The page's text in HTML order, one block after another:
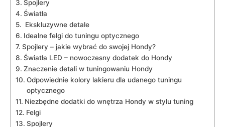
Spojlery
Światła
​ Ekskluzywne detale
Idealne felgi do tuningu optycznego
Spojlery – jakie wybrać do swojej Hondy?
Światła LED – nowoczesny‍ dodatek do Hondy
Znaczenie detali w tuningowaniu Hondy
Odpowiednie kolory lakieru⁣ dla ⁢udanego⁣ tuningu
optycznego
Niezbędne dodatki ⁢do wnętrza Hondy w stylu ‌tuning
Felgi
Spojlery